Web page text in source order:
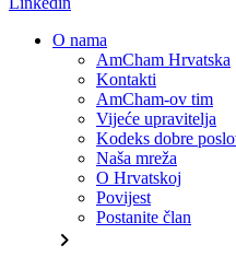
O nama
AmCham Hrvatska
Kontakti
AmCham-ov tim
Vijeće upravitelja
Kodeks dobre
Naša mreža
O Hrvatskoj
Povijest
Postanite član
chevron_right